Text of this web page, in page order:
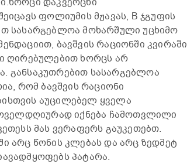
ფოლიუმის მჟავას, B ჯგუფის
სასარგებლოა მოხარშული უცხიმო
ბავშვის რაციონში კვირაში
ღირებულებით ხორცს არ
განსაკუთრებით სასარგებლოა
რომ ბავშვის რაციონი
აუცილებელ ყველა
იქნება ჩამოთვლილი
მას ვერაფერს გაუკეთებთ.
არც წონის კლებას და არც ზედმეტ
პატარა.